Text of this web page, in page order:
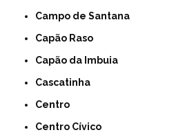
Campo de Santana
Capão Raso
Capão da Imbuia
Cascatinha
Centro
Centro Cívico